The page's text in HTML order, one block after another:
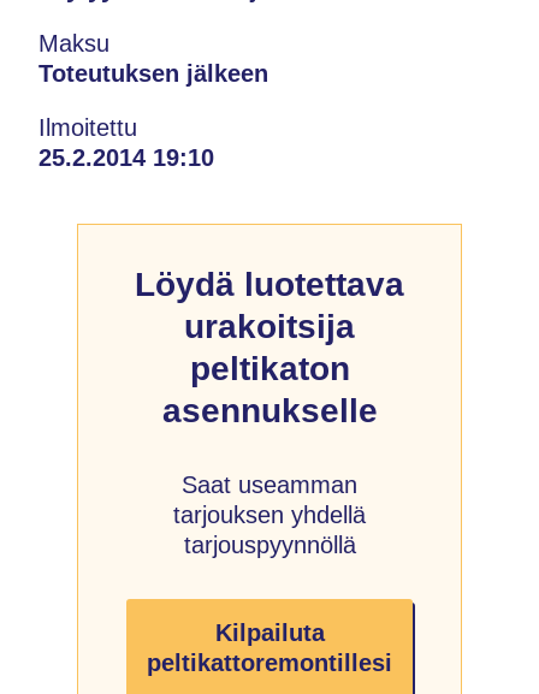
Maksu
Toteutuksen jälkeen
Ilmoitettu
25.2.2014 19:10
Löydä luotettava
urakoitsija
peltikaton
asennukselle
Saat useamman
tarjouksen yhdellä
tarjouspyynnöllä
Kilpailuta
peltikattoremontillesi